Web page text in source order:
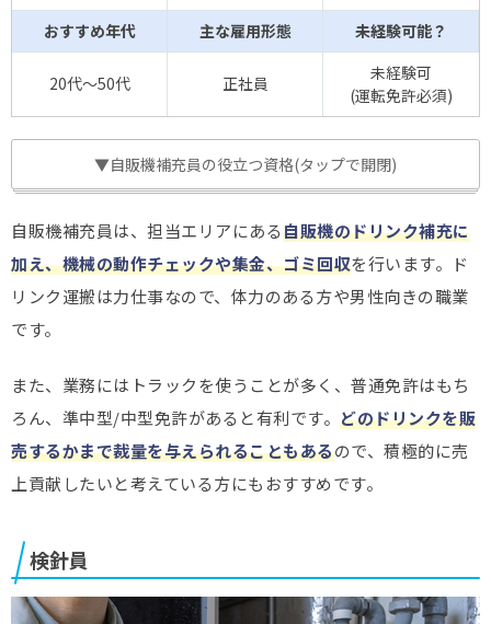
おすすめ年代
主な雇用形態 未経験可能？
20代～50代 正社員
未経験可
(運転免許必須)
▼自販機補充員の役立つ資格(タップで開閉)
自販機補充員は、担当エリアにある自販機のドリンク補充に
加え、機械の動作チェックや集金、ゴミ回収を行います。ド
リンク運搬は力仕事なので、体力のある方や男性向きの職業
です。
また、業務にはトラックを使うことが多く、普通免許はもち
ろん、準中型/中型免許があると有利です。 どのドリンクを販
売するかまで裁量を与えられることもあるので、積極的に売
上貢献したいと考えている方にもおすすめです。
検針員